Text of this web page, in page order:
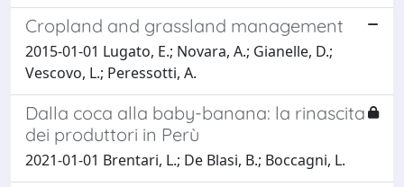
Cropland and grassland management
2015-01-01 Lugato, E.; Novara, A.; Gianelle, D.;
Vescovo, L.; Peressotti, A.
Dalla coca alla baby-banana: la rinascita
dei produttori in Perù
2021-01-01 Brentari, L.; De Blasi, B.; Boccagni, L.